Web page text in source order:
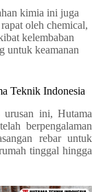
kimia ini juga
oleh chemical,
kelembaban
untuk keamanan
Teknik Indonesia
ini, Hutama
berpengalaman
rebar untuk
tinggal hingga